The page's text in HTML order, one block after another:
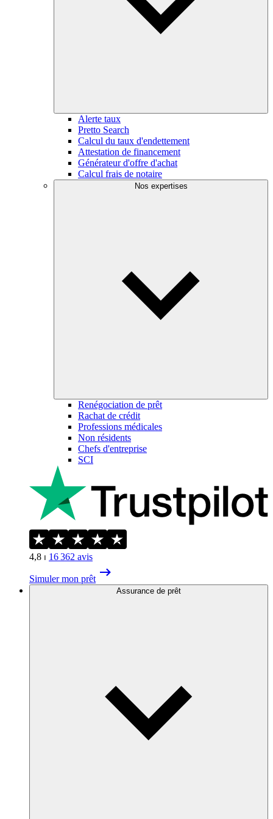
Alerte taux
Pretto Search
Calcul du taux d'endettement
Attestation de financement
Générateur d'offre d'achat
Calcul frais de notaire
Nos expertises
Renégociation de prêt
Rachat de crédit
Professions médicales
Non résidents
Chefs d'entreprise
SCI
4,8 ⏐ 16 362 avis
Simuler mon prêt
Assurance de prêt